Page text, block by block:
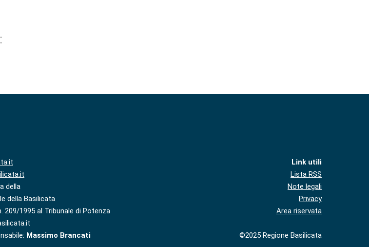
della
della Basilicata
209/1995 al Tribunale di Potenza
Massimo Brancati
Link utili
Lista RSS
Note legali
Privacy
Area riservata
©2025 Regione Basilicata